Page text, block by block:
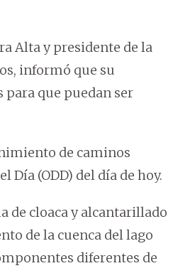
Alta y presidente de la
informó que su
que puedan ser
de caminos
Día (ODD) del día de hoy.
de cloaca y alcantarillado
de la cuenca del lago
diferentes de